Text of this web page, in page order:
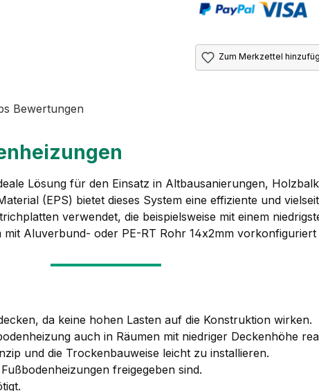
Zum Merkzettel
Bewertungen
Lösung für den Einsatz in Altbausanierungen,
(EPS) bietet dieses System eine effiziente und
verwendet, die beispielsweise mit einem
Aluverbund- oder PE-RT Rohr 14x2mm vorkonfiguriert
da keine hohen Lasten auf die Konstruktion wirken.
auch in Räumen mit niedriger Deckenhöhe
und die Trockenbauweise leicht zu installieren.
freigegeben sind.